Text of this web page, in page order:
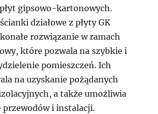
gipsowo-kartonowych.
działowe z płyty GK
rozwiązanie w ramach
które pozwala na szybkie i
pomieszczeń. Ich
na uzyskanie pożądanych
a także umożliwia
przewodów i instalacji.